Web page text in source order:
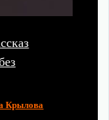
Крылова